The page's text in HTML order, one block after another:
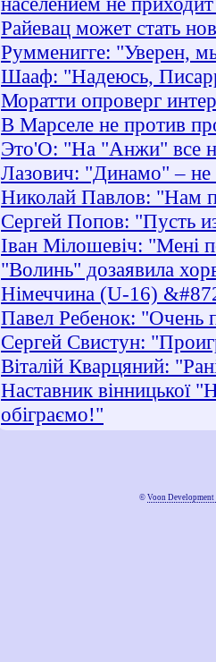
Райевац может стать
Румменигге: "Уверен,
Шааф: "Надеюсь,
Моратти опроверг
В Марселе не против
Это'О: "На "Анжи" все
Лазович: "Динамо" – не
Николай Павлов: "Нам
Сергей Попов: "Пусть
Іван Мілошевіч: "Мені
"Волинь" дозаявила
Німеччина (U-16)
Павел Ребенок: "Очень
Сергей Свистун:
Віталій Кварцяний:
Наставник вінницької
обіграємо!"
© Voon Development